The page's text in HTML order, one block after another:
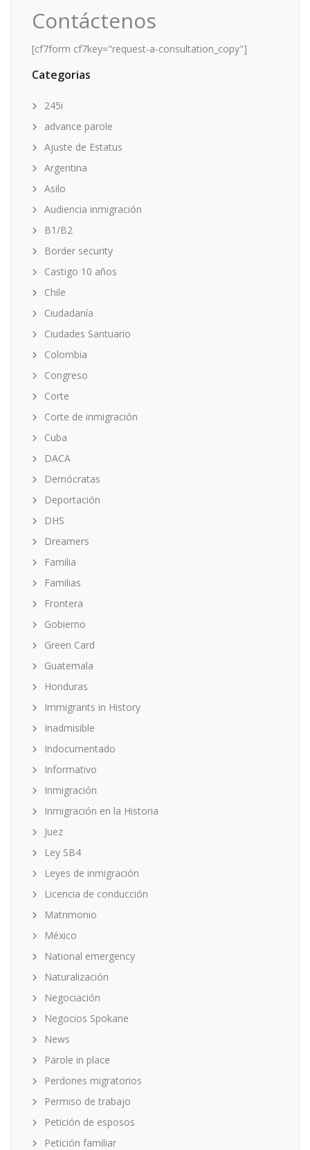
Contáctenos
[cf7form cf7key="request-a-consultation_copy"]
Categorias
245i
advance parole
Ajuste de Estatus
Argentina
Asilo
Audiencia inmigración
B1/B2
Border security
Castigo 10 años
Chile
Ciudadanía
Ciudades Santuario
Colombia
Congreso
Corte
Corte de inmigración
Cuba
DACA
Demócratas
Deportación
DHS
Dreamers
Familia
Familias
Frontera
Gobierno
Green Card
Guatemala
Honduras
Immigrants in History
Inadmisible
Indocumentado
Informativo
Inmigración
Inmigración en la Historia
Juez
Ley SB4
Leyes de inmigración
Licencia de conducción
Matrimonio
México
National emergency
Naturalización
Negociación
Negocios Spokane
News
Parole in place
Perdones migratorios
Permiso de trabajo
Petición de esposos
Petición familiar